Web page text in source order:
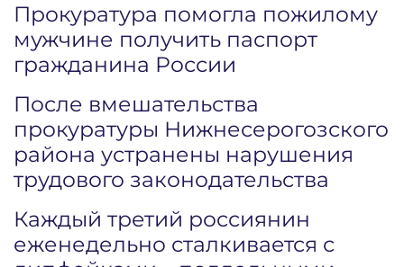
Прокуратура помогла пожилому
мужчине получить паспорт
гражданина России
После вмешательства
прокуратуры Нижнесерогозского
района устранены нарушения
трудового законодательства
Каждый третий россиянин
еженедельно сталкивается с